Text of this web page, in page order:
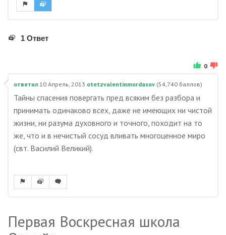
1 Ответ
0
ответил 10 Апрель, 2013 otetzvalentinmordasov (54,740 баллов)
Тайны спасения повергать пред всяким без разбора и
принимать одинаково всех, даже не имеющих ни чистой
жизни, ни разума духовного и точного, походит на то
же, что и в нечистый сосуд вливать многоценное миро
(свт. Василий Великий).
Первая Воскресная школа